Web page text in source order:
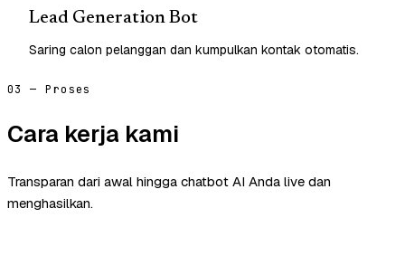
Lead Generation Bot
Saring calon pelanggan dan kumpulkan kontak otomatis.
03 — Proses
Cara kerja kami
Transparan dari awal hingga chatbot AI Anda live dan
menghasilkan.